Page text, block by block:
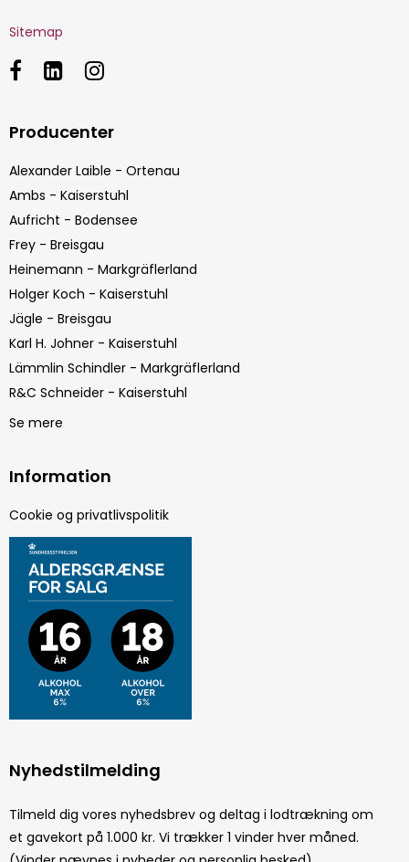
Sitemap
Producenter
Alexander Laible - Ortenau
Ambs - Kaiserstuhl
Aufricht - Bodensee
Frey - Breisgau
Heinemann - Markgräflerland
Holger Koch - Kaiserstuhl
Jägle - Breisgau
Karl H. Johner - Kaiserstuhl
Lämmlin Schindler - Markgräflerland
R&C Schneider - Kaiserstuhl
Se mere
Information
Cookie og privatlivspolitik
Nyhedstilmelding
Tilmeld dig vores nyhedsbrev og deltag i lodtrækning om
et gavekort på 1.000 kr. Vi trækker 1 vinder hver måned.